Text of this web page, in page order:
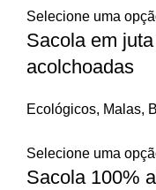
Selecione uma
Sacola em
acolchoadas
Ecológicos, Malas,
Selecione uma
Sacola 100%